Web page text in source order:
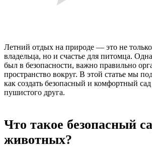
Летний отдых на природе — это не только
владельца, но и счастье для питомца.
был в безопасности, важно правильно
пространство вокруг. В этой статье мы
как создать безопасный и комфортный
пушистого друга.
Что такое безопасный
животных?